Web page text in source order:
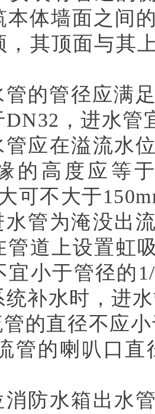
本体墙面之间
，其顶面与其
管径应满足
，进水管
在溢流水位
的高度应等
可不大于
为淹没出流
管道上设置虹
宜小于管径的
补水时，进
直径不应小
管的喇叭口
水箱出水管